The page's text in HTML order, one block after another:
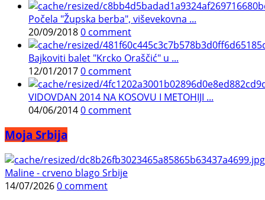
Počela "Župska berba", viševekovna ...
20/09/20180 comment
Bajkoviti balet "Krcko Oraščić" u ...
12/01/20170 comment
VIDOVDAN 2014 NA KOSOVU I METOHIJI ...
04/06/20140 comment
Moja Srbija
Maline - crveno blago Srbije
14/07/20260 comment